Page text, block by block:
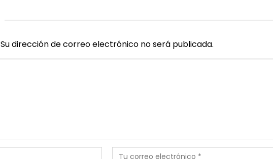
Su dirección de correo electrónico no será publicada.